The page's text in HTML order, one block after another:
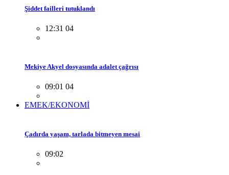
Şiddet failleri tutuklandı
12:31 04
Mekiye Akyel dosyasında adalet çağrısı
09:01 04
EMEK/EKONOMİ
Çadırda yaşam, tarlada bitmeyen mesai
09:02